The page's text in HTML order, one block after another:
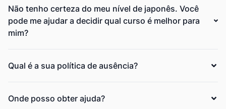
Não tenho certeza do meu nível de japonês. Você
pode me ajudar a decidir qual curso é melhor para
mim?
Qual é a sua política de ausência?
Onde posso obter ajuda?